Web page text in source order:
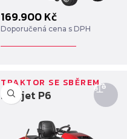
169.900Kč
Doporučená cena s DPH
Starjet P6
TRAKTOR SE SBĚREM